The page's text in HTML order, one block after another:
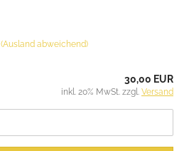
(Ausland abweichend)
30,00 EUR
inkl. 20% MwSt. zzgl. Versand